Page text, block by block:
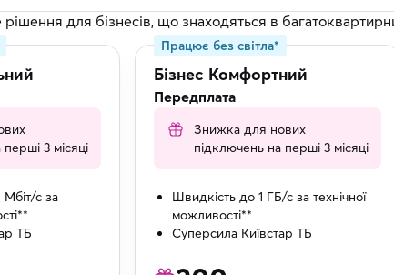
для бізнесів, що знаходяться в
3 місяці
с за
ТБ
Працює без світла*
Бізнес Комфортний
Передплата
Знижка для нових
підключень на перші 3 місяці
Швидкість до 1 ГБ/с за технічної
можливості**
Суперсила Київстар ТБ